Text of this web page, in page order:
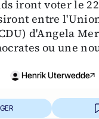
iront voter le
entre
d'Angela
ou une
Henrik Uterwedde